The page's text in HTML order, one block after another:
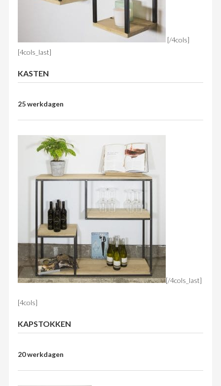
[/4cols]
[4cols_last]
KASTEN
25 werkdagen
[/4cols_last]
[4cols]
KAPSTOKKEN
20 werkdagen